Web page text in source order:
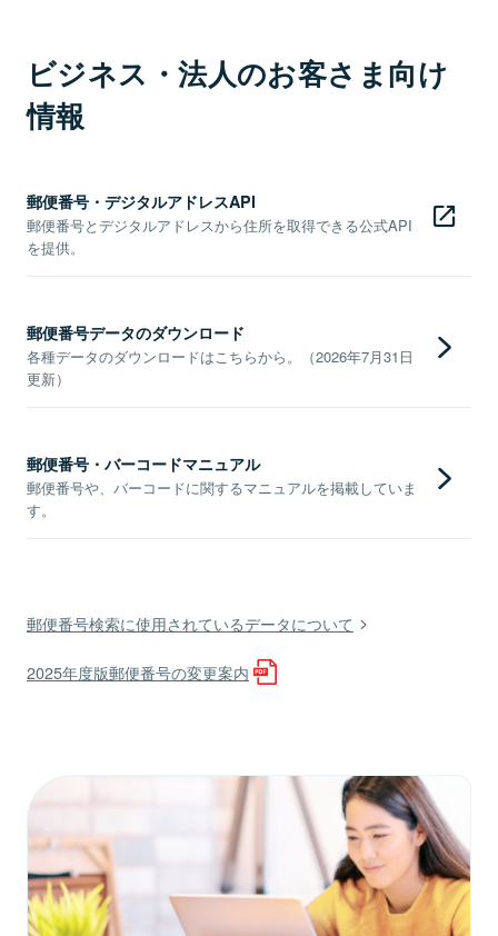
ビジネス・法人のお客さま向け
情報
郵便番号・デジタルアドレスAPI
郵便番号とデジタルアドレスから住所を取得できる公式API
を提供。
郵便番号データのダウンロード
各種データのダウンロードはこちらから。（2026年7月31日
更新）
郵便番号・バーコードマニュアル
郵便番号や、バーコードに関するマニュアルを掲載していま
す。
郵便番号検索に使用されているデータについて
2025年度版郵便番号の変更案内